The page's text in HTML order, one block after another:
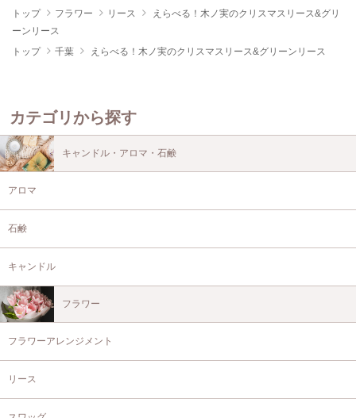
トップ
フラワー リース
えらべる！木ノ実のクリスマスリース&グリ
ーンリース
トップ
千葉 えらべる！木ノ実のクリスマスリース&グリーンリース
カテゴリから探す
キャンドル・アロマ・石鹸
アロマ
石鹸
キャンドル
フラワー
フラワーアレンジメント
リース